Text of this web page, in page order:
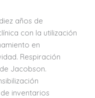
años de
con la utilización
en
Respiración
Jacobson.
inventarios